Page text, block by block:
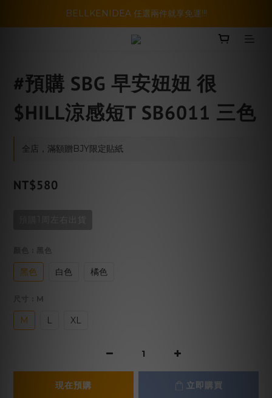
暑假活動登場!! SBG套裝超級優惠價，兩套以上再享免運哦!!
BELLKENIDEA 任選兩件就享免運!!!
暑假活動登場!! SBG套裝超級優惠價，兩套以上再享免運哦!!
#預購 SBG 早安妞妞 很
$HILL涼感短T SB6011 三色
全店，滿額贈BJY限定貼紙
NT$580
: 黑色
黑色 白色 橘色
: M
M L XL
現在預購 立即購買